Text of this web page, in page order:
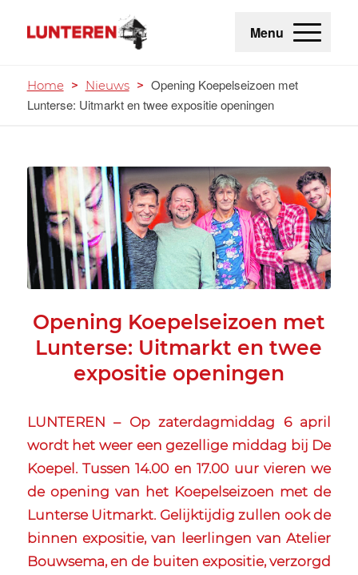
Menu
Home > Nieuws > Opening Koepelseizoen met
Lunterse: Uitmarkt en twee expositie openingen
Opening Koepelseizoen met
Lunterse: Uitmarkt en twee
expositie openingen
LUNTEREN – Op zaterdagmiddag 6 april
wordt het weer een gezellige middag bij De
Koepel. Tussen 14.00 en 17.00 uur vieren we
de opening van het Koepelseizoen met de
Lunterse Uitmarkt. Gelijktijdig zullen ook de
binnen expositie, van leerlingen van Atelier
Bouwsema, en de buiten expositie, verzorgd